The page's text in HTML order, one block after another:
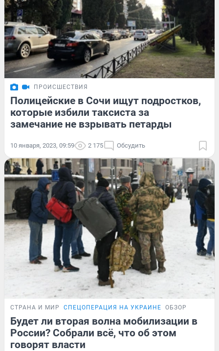
ПРОИСШЕСТВИЯ
Полицейские в Сочи ищут подростков,
которые избили таксиста за
замечание не взрывать петарды
10 января, 2023, 09:59 2 175 Обсудить
СТРАНА И МИР СПЕЦОПЕРАЦИЯ НА УКРАИНЕ ОБЗОР
Будет ли вторая волна мобилизации в
России? Собрали всё, что об этом
говорят власти